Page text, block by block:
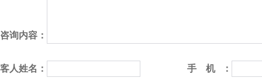
咨询内容：
客人姓名： 手 机 ：